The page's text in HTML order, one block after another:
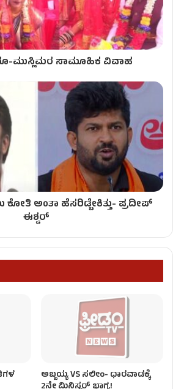
ಮುಸ್ಲಿಮರ ಸಾಮೂಹಿಕ ವಿವಾಹ
ಅಂತಾ ಹೆಸರಿಡ್ಬೇಕಿತ್ತು- ಪ್ರದೀಪ್​
ಈಶ್ವರ್​​
ಅಬ್ಬಯ್ಯ VS ಸಲೀಂ- ಧಾರವಾಡಕ್ಕೆ